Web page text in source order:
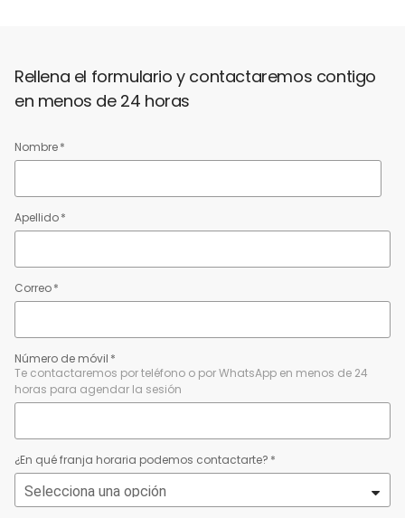
Rellena el formulario y contactaremos contigo
en menos de 24 horas
Nombre*
Apellido*
Correo*
Número de móvil *
Te contactaremos por teléfono o por WhatsApp en menos de 24
horas para agendar la sesión
¿En qué franja horaria podemos contactarte? *